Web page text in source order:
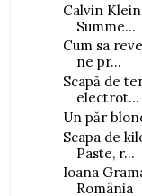
Calvin
Summe...
Cum sa
ne pr...
Scapă de
electrot...
Un păr
Scapa de
Paste, r...
Ioana
România